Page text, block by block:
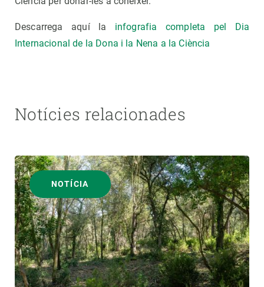
Descarrega aquí la infografia completa pel Dia
Internacional de la Dona i la Nena a la Ciència
Notícies relacionades
NOTÍCIA